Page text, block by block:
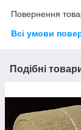
Повернення
Всі умови
Подібні